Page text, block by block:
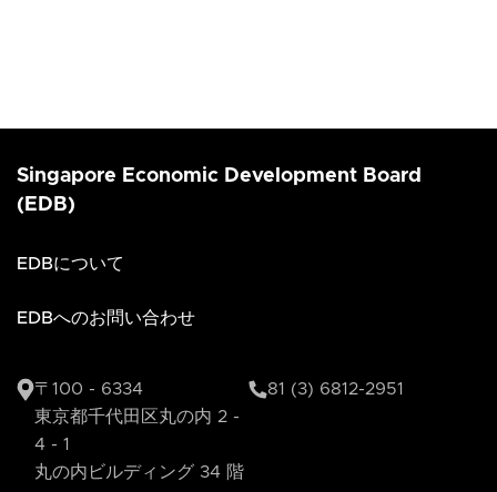
Singapore Economic Development Board
(EDB)
EDBについて
EDBへのお問い合わせ
〒100 - 6334
東京都千代田区丸の内 2 -
4 - 1
丸の内ビルディング 34 階
81 (3) 6812-2951